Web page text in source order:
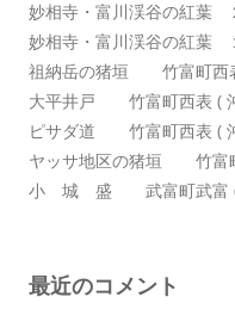
妙相寺・富川渓谷の紅葉
妙相寺・富川渓谷の紅葉
祖納岳の猪垣 竹富町西
大平井戸 竹富町西表 (
ピサダ道 竹富町西表 (
ヤッサ地区の猪垣 竹富
小 城 盛 武富町武富 (
最近のコメント